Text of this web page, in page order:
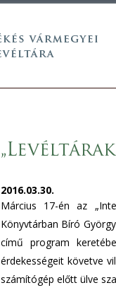
2016.03.30.
Március 17-én az
Könyvtárban Bíró
című program
érdekességeit követve
számítógép előtt ülve